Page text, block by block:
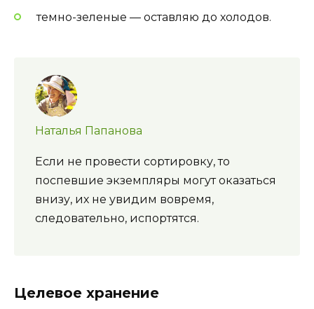
темно-зеленые — оставляю до холодов.
Наталья Папанова
Если не провести сортировку, то
поспевшие экземпляры могут оказаться
внизу, их не увидим вовремя,
следовательно, испортятся.
Целевое хранение